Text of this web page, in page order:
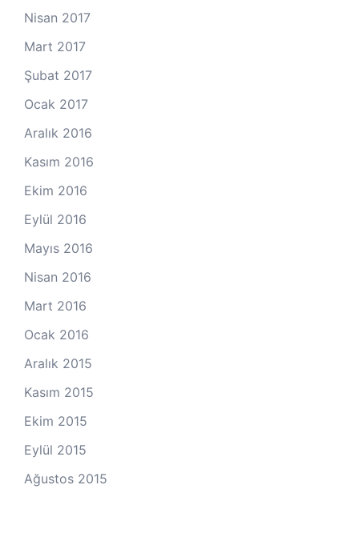
Nisan 2017
Mart 2017
Şubat 2017
Ocak 2017
Aralık 2016
Kasım 2016
Ekim 2016
Eylül 2016
Mayıs 2016
Nisan 2016
Mart 2016
Ocak 2016
Aralık 2015
Kasım 2015
Ekim 2015
Eylül 2015
Ağustos 2015